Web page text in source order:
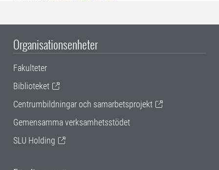
Organisationsenheter
Fakulteter
Biblioteket
Centrumbildningar och samarbetsprojekt
Gemensamma verksamhetsstödet
SLU Holding